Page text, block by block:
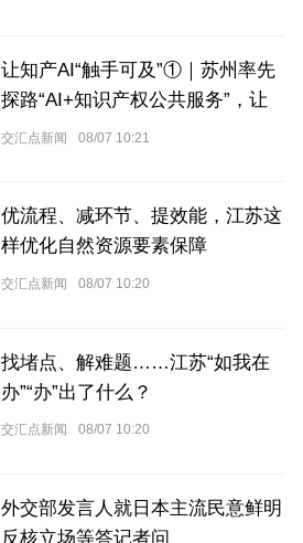
让知产AI“触手可及”①｜苏州率先
探路“AI+知识产权公共服务”，让
每个创新主体皆可普惠共享
交汇点新闻 08/07 10:21
优流程、减环节、提效能，江苏这
样优化自然资源要素保障
交汇点新闻 08/07 10:20
找堵点、解难题……江苏“如我在
办”“办”出了什么？
交汇点新闻 08/07 10:20
外交部发言人就日本主流民意鲜明
反核立场等答记者问